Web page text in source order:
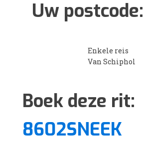
Uw postcode:
Enkele reis
Van Schiphol
Boek deze rit:
8602SNEEK